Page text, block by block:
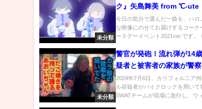
未分類
ク』矢島舞美 from ℃-ute
BD2021ver.）
今日の気分で選んだ一曲を、ハ
な映像にのせてお届けするコー
ースデーイベント2021ver.です。
未分類
警官が発砲！流れ弾が14
疑者と被害者の家族が警
リカ警察密着】
2024年7月6日、カリフォルニア
ル容疑者がバイクロックを用いて
SWATチームが現場に急行し、ウ